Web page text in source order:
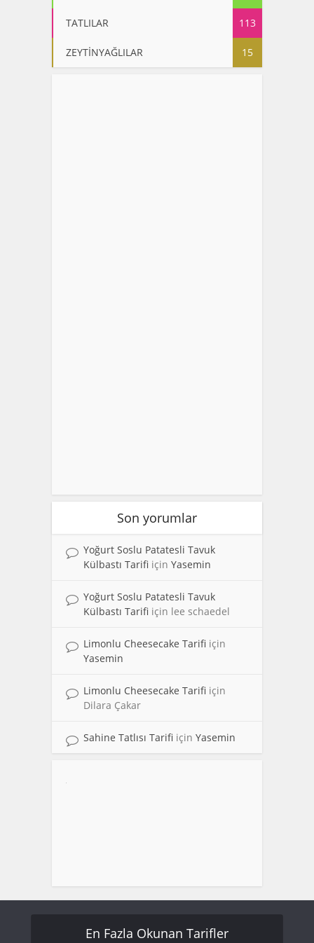
TATLILAR 113
ZEYTİNYAĞLILAR 15
Son yorumlar
Yoğurt Soslu Patatesli Tavuk
Külbastı Tarifi için Yasemin
Yoğurt Soslu Patatesli Tavuk
Külbastı Tarifi için lee schaedel
Limonlu Cheesecake Tarifi için
Yasemin
Limonlu Cheesecake Tarifi için
Dilara Çakar
Sahine Tatlısı Tarifi için Yasemin
En Fazla Okunan Tarifler